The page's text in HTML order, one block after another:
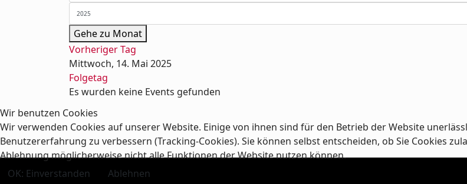
Gehe zu Monat
Vorheriger Tag
Mittwoch, 14. Mai 2025
Folgetag
Es wurden keine Events gefunden
Wir benutzen Cookies
Wir verwenden Cookies auf unserer Website. Einige von ihnen sind für den Betrieb der Website
Benutzererfahrung zu verbessern (Tracking-Cookies). Sie können selbst entscheiden, ob Sie Cookies
Ablehnung möglicherweise nicht alle Funktionen der Website nutzen können.
OK: Einverstanden
Ablehnen